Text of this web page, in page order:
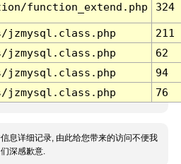
function_extend.php 324
jzmysql.class.php
211
jzmysql.class.php
62
jzmysql.class.php
94
jzmysql.class.php 76
息详细记录, 由此给您带来的访问不便我
们深感歉意.